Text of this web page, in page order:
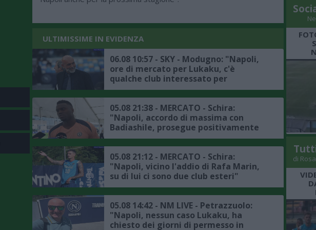
ULTIMISSIME IN EVIDENZA
06.08 10:57 - SKY - Modugno: "Napoli,
ore di mercato per Lukaku, c'è
qualche club interessato per
l'attaccante belga, l'Atlanta non è in
pole"
05.08 21:38 - MERCATO - Schira:
"Napoli, accordo di massima con
Badiashile, prosegue positivamente
la trattativa con il Chelsea, ecco i
dettagli"
05.08 21:12 - MERCATO - Schira:
"Napoli, vicino l'addio di Rafa Marin,
su di lui ci sono due club esteri"
05.08 14:42 - NM LIVE - Petrazzuolo:
"Napoli, nessun caso Lukaku, ha
chiesto dei giorni di permesso in
di